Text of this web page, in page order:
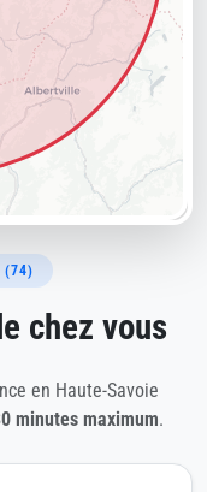
(74)
chez vous
en Haute-Savoie
minutes maximum.